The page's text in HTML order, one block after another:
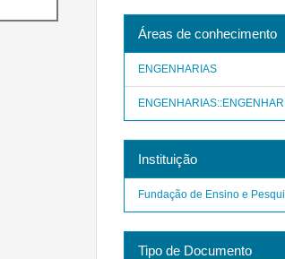
Áreas de conhecimento
ENGENHARIAS
Instituição
Fundação de Ensino e
Tipo de Documento